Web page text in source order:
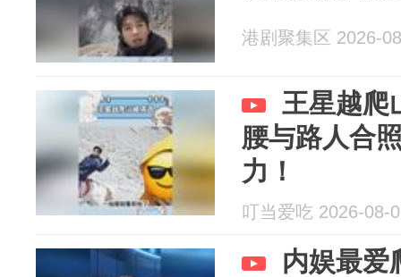
港剧聚集区 2026-
王星越爬
腰与路人合
力！
叮当爱吃 2026-08-
内娱最爱